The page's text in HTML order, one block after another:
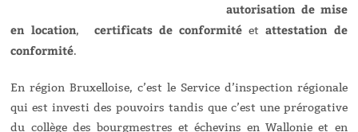
autorisation de mise
en location, certificats de conformité etattestation de
conformité.
En région Bruxelloise, c’est le Service d’inspection régionale
qui est investi des pouvoirs tandis que c’est une prérogative
du collège des bourgmestres et échevins en Wallonie et en